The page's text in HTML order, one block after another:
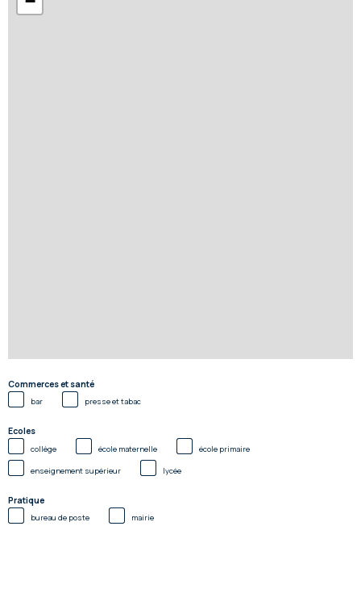
Commerces et santé
bar presse et tabac
Ecoles
collège école maternelle école primaire
enseignement supérieur lycée
Pratique
bureau de poste mairie